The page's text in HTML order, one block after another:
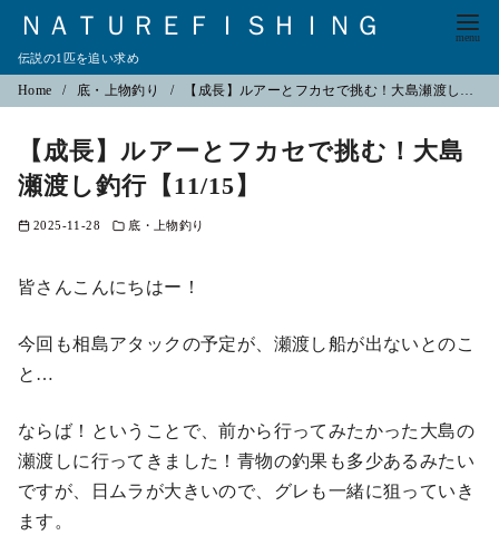
ＮＡＴＵＲＥＦＩＳＨＩＮＧ
伝説の1匹を追い求め
Home 底・上物釣り 【成長】ルアーとフカセで挑む！大島瀬渡し釣行【11/15】
【成長】ルアーとフカセで挑む！大島
瀬渡し釣行【11/15】
2025-11-28 底・上物釣り
皆さんこんにちはー！
今回も相島アタックの予定が、瀬渡し船が出ないとのこ
と…
ならば！ということで、前から行ってみたかった大島の
瀬渡しに行ってきました！青物の釣果も多少あるみたい
ですが、日ムラが大きいので、グレも一緒に狙っていき
ます。